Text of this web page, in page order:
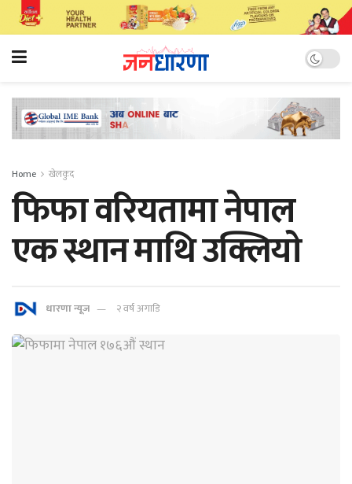
Home खेलकुद
फिफा वरियतामा नेपाल
एक स्थान माथि उक्लियाे
धारणा न्यूज २ वर्ष अगाडि